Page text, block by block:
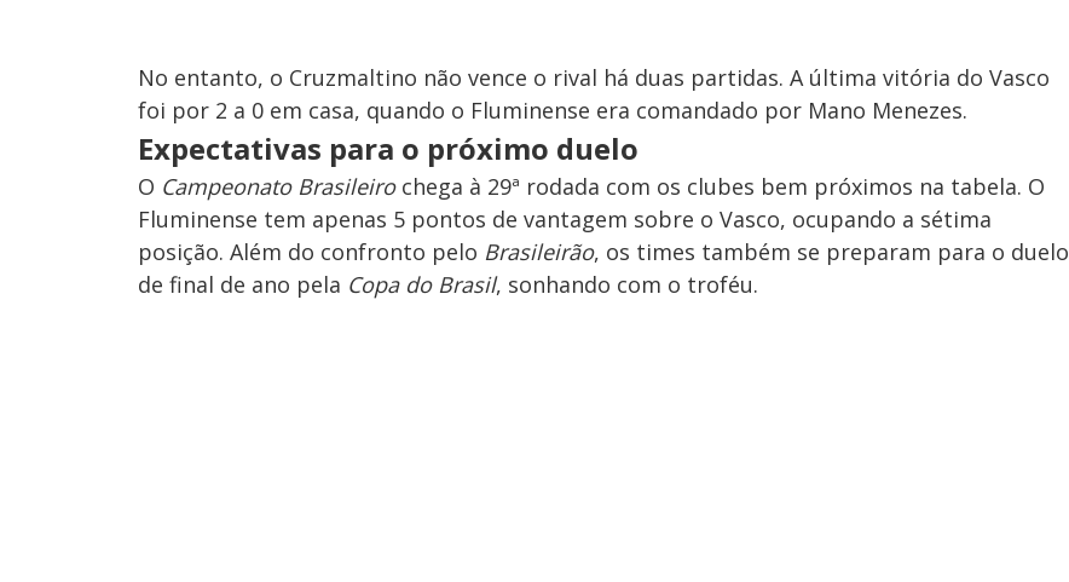
No entanto, o Cruzmaltino não vence o rival há duas partidas. A última vitória do Vasco
foi por 2 a 0 em casa, quando o Fluminense era comandado por Mano Menezes.
Expectativas para o próximo duelo
O Campeonato Brasileiro chega à 29ª rodada com os clubes bem próximos na tabela. O
Fluminense tem apenas 5 pontos de vantagem sobre o Vasco, ocupando a sétima
posição. Além do confronto pelo Brasileirão, os times também se preparam para o duelo
de final de ano pela Copa do Brasil, sonhando com o troféu.